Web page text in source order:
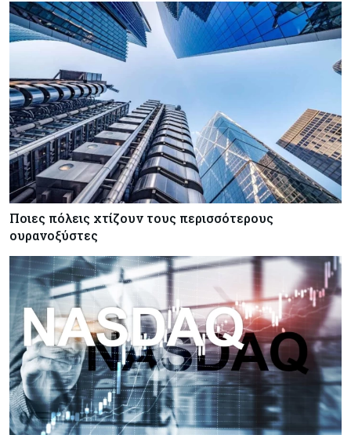
Ενέργεια
Meridiam–GSI: Τι προκύπτει – και τι όχι – από
την απάντηση της Κομισιόν
Ποιες πόλεις χτίζουν τους περισσότερους
ουρανοξύστες